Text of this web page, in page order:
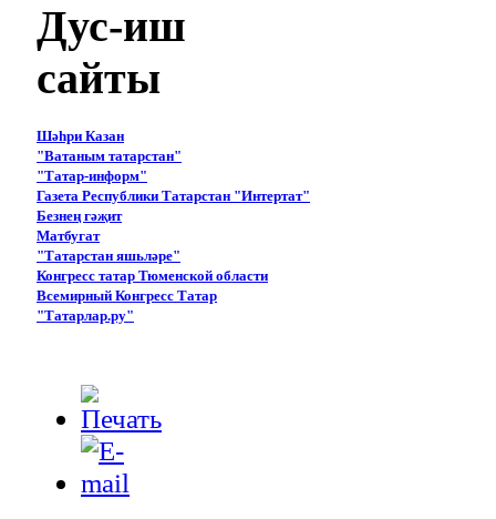
Дус-иш
сайты
Шәһри Казан
"Ватаным татарстан"
"Татар-информ"
Газета Республики Татарстан "Интертат"
Безнең гәҗит
Матбугат
"Татарстан яшьләре"
Конгресс татар Тюменской области
Всемирный Конгресс Татар
"Татарлар.ру"